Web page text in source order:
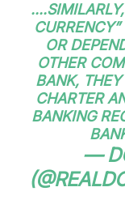
OR
OTHER
BANK,
CHARTER
BANKING
—